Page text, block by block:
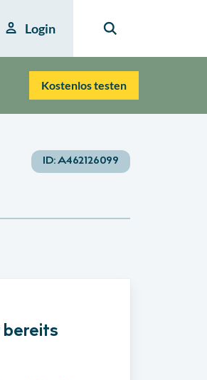
Login
Kostenlos testen
ID:A462126099
bereits